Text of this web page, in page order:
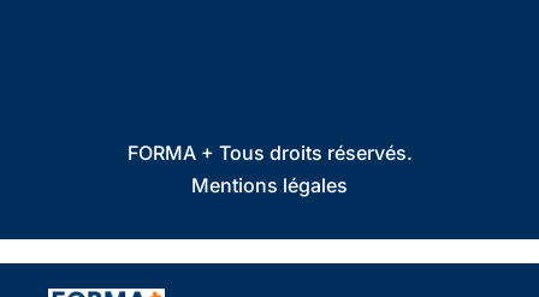
FORMA + Tous droits réservés.
Mentions légales